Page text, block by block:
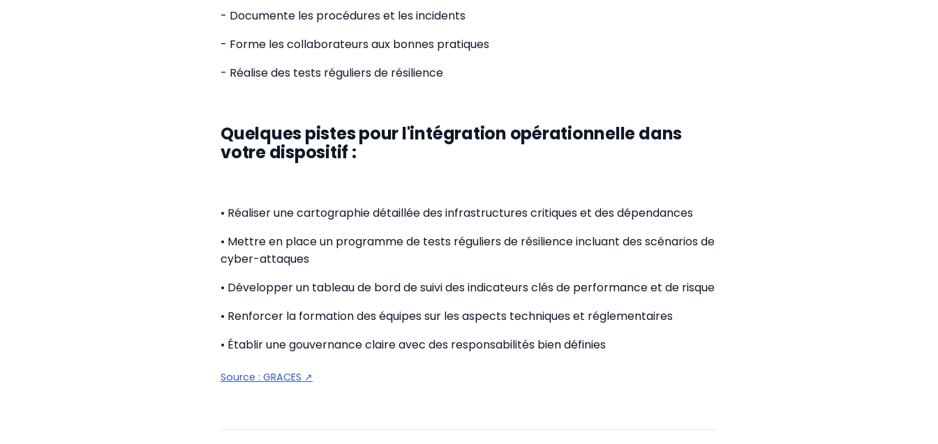
- Documente les procédures et les incidents
- Forme les collaborateurs aux bonnes pratiques
- Réalise des tests réguliers de résilience
Quelques pistes pour l'intégration opérationnelle dans
votre dispositif :
• Réaliser une cartographie détaillée des infrastructures critiques et des dépendances
• Mettre en place un programme de tests réguliers de résilience incluant des scénarios de
cyber-attaques
• Développer un tableau de bord de suivi des indicateurs clés de performance et de risque
• Renforcer la formation des équipes sur les aspects techniques et réglementaires
• Établir une gouvernance claire avec des responsabilités bien définies
Source : GRACES ↗